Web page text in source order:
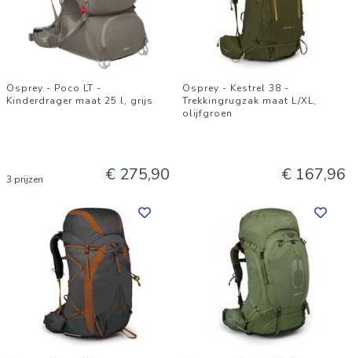
Osprey - Poco LT -
Kinderdrager maat 25 l, grijs
3 prijzen € 275,90
Osprey - Kestrel 38 -
Trekkingrugzak maat L/XL,
olijfgroen
€ 167,96